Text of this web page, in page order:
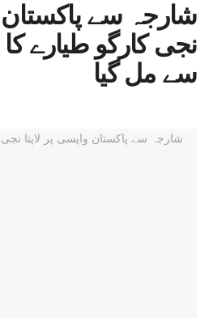
شارجہ سے پاکستان
نجی کارگو طیارے
سے مل گیا